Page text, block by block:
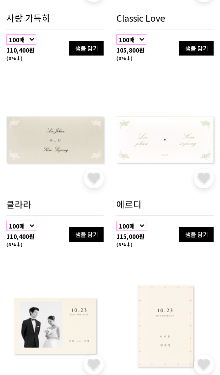
사랑 가득히
110,400원
(8%↓)
샘플 담기
Classic Love
105,800원
(8%↓)
샘플 담기
클라라
110,400원
(8%↓)
샘플 담기
에르디
115,000원
(8%↓)
샘플 담기